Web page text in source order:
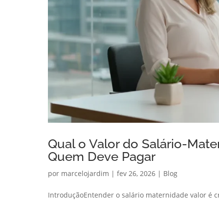
Qual o Valor do Salário-
Quem Deve Pagar
por marcelojardim | fev 26, 2026 | Blog
IntroduçãoEntender o salário maternidade valor é